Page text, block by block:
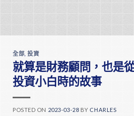
全部 ,投資
就算是財務顧問，也是
投資小白時的故事
POSTED ON 2023-03-28 BY CHARLES